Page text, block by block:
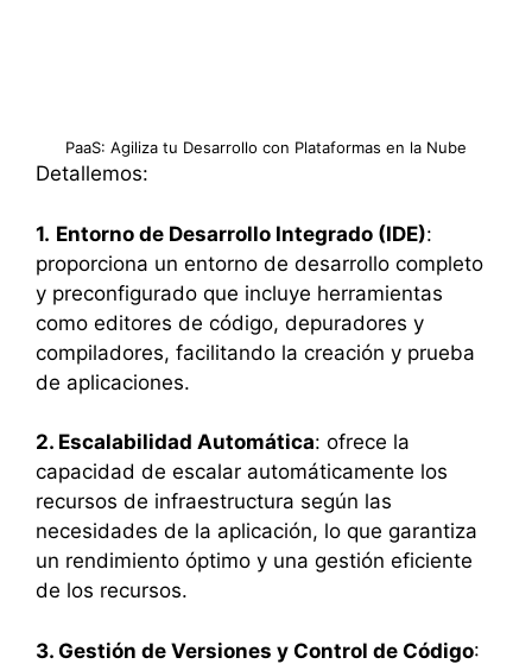
PaaS: Agiliza tu Desarrollo con Plataformas en la Nube
Detallemos:
1. Entorno de Desarrollo Integrado (IDE):
proporciona un entorno de desarrollo completo
y preconfigurado que incluye herramientas
como editores de código, depuradores y
compiladores, facilitando la creación y prueba
de aplicaciones.
2. Escalabilidad Automática: ofrece la
capacidad de escalar automáticamente los
recursos de infraestructura según las
necesidades de la aplicación, lo que garantiza
un rendimiento óptimo y una gestión eficiente
de los recursos.
3. Gestión de Versiones y Control de Código: